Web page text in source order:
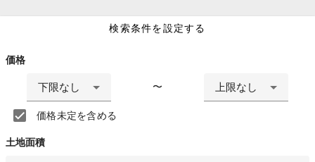
検索条件を設定する
価格
下限なし 〜 上限なし
価格未定を含める
土地面積